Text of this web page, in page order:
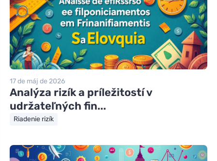
17 de máj de 2026
Analýza rizík a príležitostí v
udržateľných fin...
Riadenie rizík